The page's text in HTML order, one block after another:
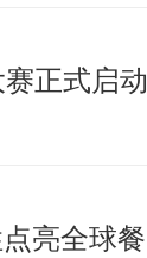
正式启动
亮全球餐